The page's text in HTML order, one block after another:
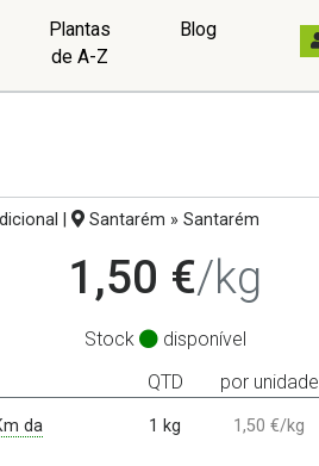
Plantas
de A-Z
Blog
| Santarém » Santarém
1,50 €/kg
Stock
disponível
QTD por unidade
da
1 kg 1,50 €/kg